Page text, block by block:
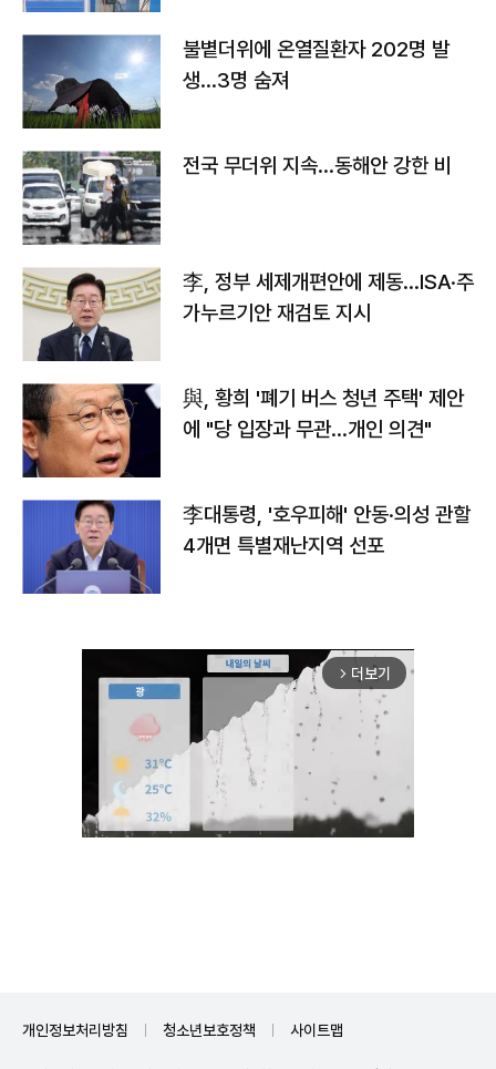
불볕더위에 온열질환자 202명 발
생…3명 숨져
전국 무더위 지속…동해안 강한 비
李, 정부 세제개편안에 제동…ISA·주
가누르기안 재검토 지시
與, 황희 '폐기 버스 청년 주택' 제안
에 "당 입장과 무관…개인 의견"
李대통령, '호우피해' 안동·의성 관할
4개면 특별재난지역 선포
arrow_forward_ios 더보기
개인정보처리방침 청소년보호정책 사이트맵